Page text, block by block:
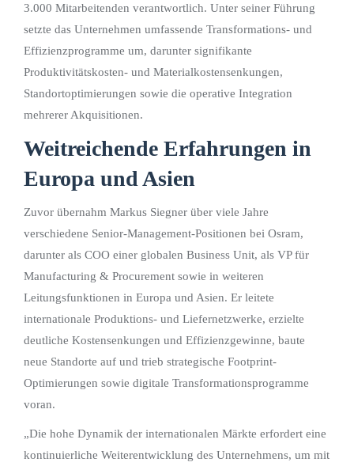
3.000 Mitarbeitenden verantwortlich. Unter seiner Führung
setzte das Unternehmen umfassende Transformations- und
Effizienzprogramme um, darunter signifikante
Produktivitätskosten- und Materialkostensenkungen,
Standortoptimierungen sowie die operative Integration
mehrerer Akquisitionen.
Weitreichende Erfahrungen in
Europa und Asien
Zuvor übernahm Markus Siegner über viele Jahre
verschiedene Senior-Management-Positionen bei Osram,
darunter als COO einer globalen Business Unit, als VP für
Manufacturing & Procurement sowie in weiteren
Leitungsfunktionen in Europa und Asien. Er leitete
internationale Produktions- und Liefernetzwerke, erzielte
deutliche Kostensenkungen und Effizienzgewinne, baute
neue Standorte auf und trieb strategische Footprint-
Optimierungen sowie digitale Transformationsprogramme
voran.
„Die hohe Dynamik der internationalen Märkte erfordert eine
kontinuierliche Weiterentwicklung des Unternehmens, um mit